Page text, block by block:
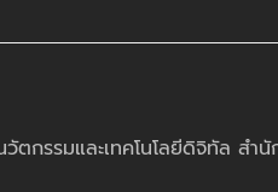
ตกรรมและเทคโนโลยีดิจิทัล สำนั